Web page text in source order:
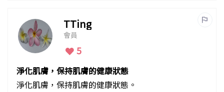
TTing
會員
5
淨化肌膚，保持肌膚的健康狀態
淨化肌膚，保持肌膚的健康狀態。